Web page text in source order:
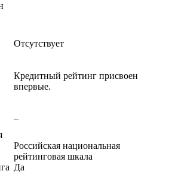
Отсутствует
Кредитный рейтинг присвоен
впервые.
–
Российская национальная
рейтинговая шкала
Да